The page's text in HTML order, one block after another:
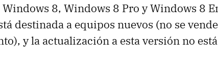
Windows 8, Windows 8 Pro y Windows 8
destinada a equipos nuevos (no se
y la actualización a esta versión no está